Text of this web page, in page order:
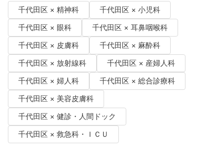
千代田区 × 精神科
千代田区 × 小児科
千代田区 × 眼科
千代田区 × 耳鼻咽喉科
千代田区 × 皮膚科
千代田区 × 麻酔科
千代田区 × 放射線科
千代田区 × 産婦人科
千代田区 × 婦人科
千代田区 × 総合診療科
千代田区 × 美容皮膚科
千代田区 × 健診・人間ドック
千代田区 × 救急科・ＩＣＵ